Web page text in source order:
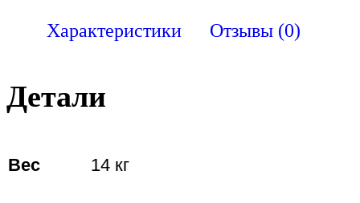
Характеристики Отзывы (0)
Детали
Вес 14 кг